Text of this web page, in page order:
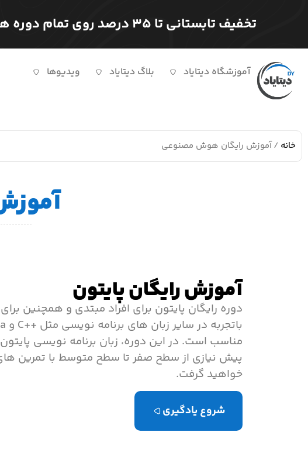
تخفیف تابستانی تا ۳۵ درصد روی تمام دوره ها
آموزشگاه دیتایاد بلاگ دیتایاد ویدیوها
خانه / آموزش رایگان هوش مصنوعی
آموزش رایگان پایتون
دوره رایگان پایتون برای افراد مبتدی و همچنین
مناسب است. در این دوره، زبان برنامه نویسی
پیش نیازی از سطح صفر تا سطح متوسط با تمرین
خواهید گرفت.
شروع یادگیری